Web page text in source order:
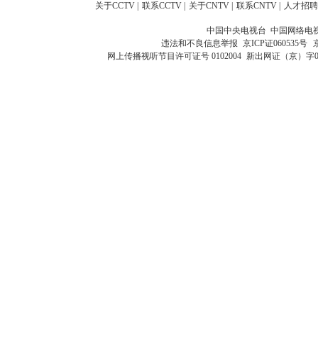
关于CCTV 联系CCTV 关于CNTV 联系CNTV 人才招聘
中国中央电视台 中国网络电
违法和不良信息举报 京ICP证060535号
网上传播视听节目许可证号 0102004 新出网证（京）